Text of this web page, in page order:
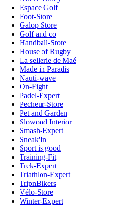
Espace Golf
Foot-Store
Galop Store
Golf and co
Handball-Store
House of Rugby
La sellerie de Maé
Made in Paradis
Nauti-wave
On-Fight
Padel-Expert
Pecheur-Store
Pet and Garden
Slowood Interior
Smash-Expert
Sneak'In
Sport is good
Training-Fit
Trek-Expert
Triathlon-Expert
TripnBikers
Vélo-Store
Winter-Expert